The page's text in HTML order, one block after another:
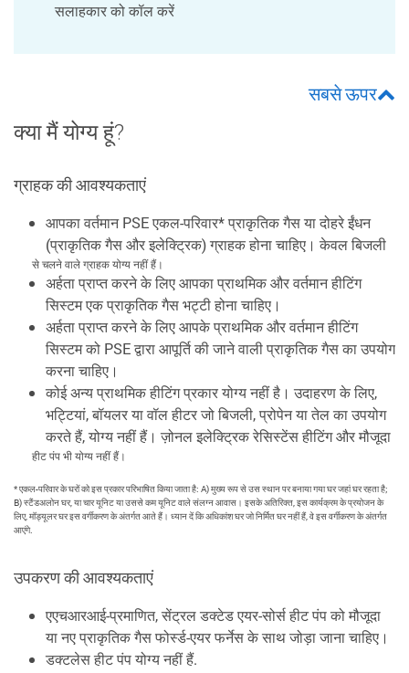
सलाहकार को कॉल करें
सबसे ऊपर
क्या मैं योग्य हूं?
ग्राहक की आवश्यकताएं
आपका वर्तमान PSE एकल-परिवार* प्राकृतिक गैस या दोहरे ईंधन
(प्राकृतिक गैस और इलेक्ट्रिक) ग्राहक होना चाहिए। केवल बिजली
से चलने वाले ग्राहक योग्य नहीं हैं।
अर्हता प्राप्त करने के लिए आपका प्राथमिक और वर्तमान हीटिंग
सिस्टम एक प्राकृतिक गैस भट्टी होना चाहिए।
अर्हता प्राप्त करने के लिए आपके प्राथमिक और वर्तमान हीटिंग
सिस्टम को PSE द्वारा आपूर्ति की जाने वाली प्राकृतिक गैस का उपयोग
करना चाहिए।
कोई अन्य प्राथमिक हीटिंग प्रकार योग्य नहीं है। उदाहरण के लिए,
भट्टियां, बॉयलर या वॉल हीटर जो बिजली, प्रोपेन या तेल का उपयोग
करते हैं, योग्य नहीं हैं। ज़ोनल इलेक्ट्रिक रेसिस्टेंस हीटिंग और मौजूदा
हीट पंप भी योग्य नहीं हैं।
* एकल-परिवार के घरों को इस प्रकार परिभाषित किया जाता है: A) मुख्य रूप से उस स्थान पर बनाया गया घर जहां घर रहता है;
B) स्टैंडअलोन घर, या चार यूनिट या उससे कम यूनिट वाले संलग्न आवास। इसके अतिरिक्त, इस कार्यक्रम के प्रयोजन के
लिए, मॉड्यूलर घर इस वर्गीकरण के अंतर्गत आते हैं। ध्यान दें कि अधिकांश घर जो निर्मित घर नहीं हैं, वे इस वर्गीकरण के अंतर्गत
आएंगे.
उपकरण की आवश्यकताएं
एएचआरआई-प्रमाणित, सेंट्रल डक्टेड एयर-सोर्स हीट पंप को मौजूदा
या नए प्राकृतिक गैस फोर्स्ड-एयर फर्नेस के साथ जोड़ा जाना चाहिए।
डक्टलेस हीट पंप योग्य नहीं हैं.